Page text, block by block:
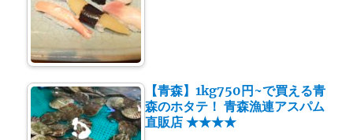
【青森】1kg750円~で買える青
森のホタテ！ 青森漁連アスパム
直販店 ★★★★